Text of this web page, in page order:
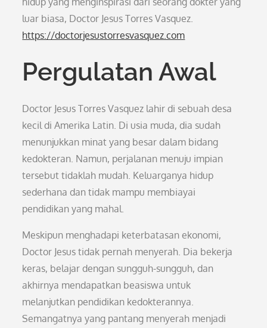
luar biasa, Doctor Jesus Torres Vasquez.
https://doctorjesustorresvasquez.com
Pergulatan Awal
Doctor Jesus Torres Vasquez lahir di sebuah desa
kecil di Amerika Latin. Di usia muda, dia sudah
menunjukkan minat yang besar dalam bidang
kedokteran. Namun, perjalanan menuju impian
tersebut tidaklah mudah. Keluarganya hidup
sederhana dan tidak mampu membiayai
pendidikan yang mahal.
Meskipun menghadapi keterbatasan ekonomi,
Doctor Jesus tidak pernah menyerah. Dia bekerja
keras, belajar dengan sungguh-sungguh, dan
akhirnya mendapatkan beasiswa untuk
melanjutkan pendidikan kedokterannya.
Semangatnya yang pantang menyerah menjadi